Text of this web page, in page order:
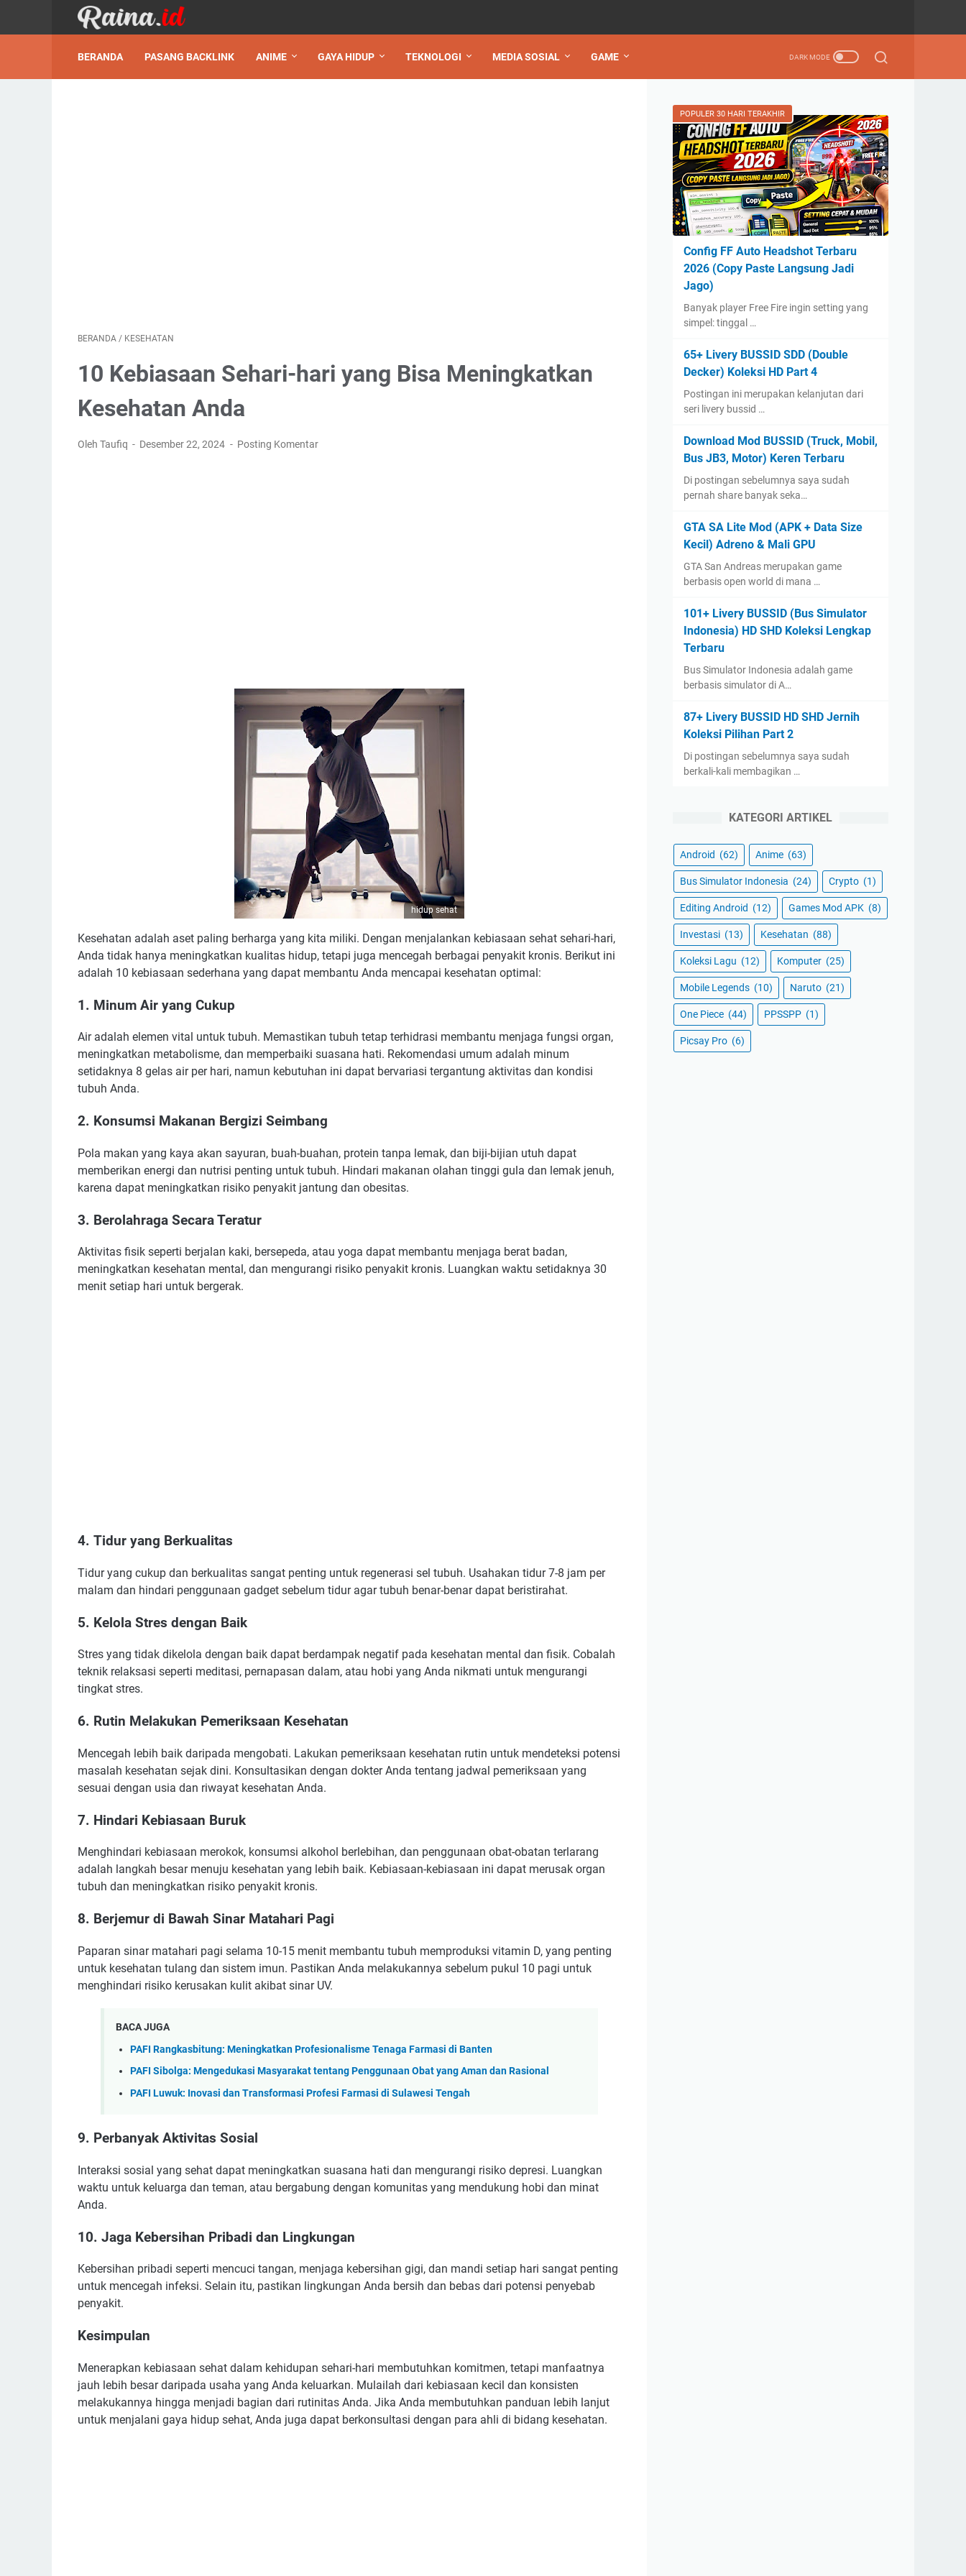
BERANDA PASANG BACKLINK ANIME GAYA HIDUP TEKNOLOGI MEDIA SOSIAL GAME
BERANDA / KESEHATAN
10 Kebiasaan Sehari-hari yang Bisa Meningkatkan
Kesehatan Anda
Oleh Taufiq Desember 22, 2024 Posting Komentar
hidup sehat
Kesehatan adalah aset paling berharga yang kita miliki. Dengan menjalankan kebiasaan sehat sehari-hari,
Anda tidak hanya meningkatkan kualitas hidup, tetapi juga mencegah berbagai penyakit kronis. Berikut ini
adalah 10 kebiasaan sederhana yang dapat membantu Anda mencapai kesehatan optimal:
1. Minum Air yang Cukup
Air adalah elemen vital untuk tubuh. Memastikan tubuh tetap terhidrasi membantu menjaga fungsi organ,
meningkatkan metabolisme, dan memperbaiki suasana hati. Rekomendasi umum adalah minum
setidaknya 8 gelas air per hari, namun kebutuhan ini dapat bervariasi tergantung aktivitas dan kondisi
tubuh Anda.
2. Konsumsi Makanan Bergizi Seimbang
Pola makan yang kaya akan sayuran, buah-buahan, protein tanpa lemak, dan biji-bijian utuh dapat
memberikan energi dan nutrisi penting untuk tubuh. Hindari makanan olahan tinggi gula dan lemak jenuh,
karena dapat meningkatkan risiko penyakit jantung dan obesitas.
3. Berolahraga Secara Teratur
Aktivitas fisik seperti berjalan kaki, bersepeda, atau yoga dapat membantu menjaga berat badan,
meningkatkan kesehatan mental, dan mengurangi risiko penyakit kronis. Luangkan waktu setidaknya 30
menit setiap hari untuk bergerak.
4. Tidur yang Berkualitas
Tidur yang cukup dan berkualitas sangat penting untuk regenerasi sel tubuh. Usahakan tidur 7-8 jam per
malam dan hindari penggunaan gadget sebelum tidur agar tubuh benar-benar dapat beristirahat.
5. Kelola Stres dengan Baik
Stres yang tidak dikelola dengan baik dapat berdampak negatif pada kesehatan mental dan fisik. Cobalah
teknik relaksasi seperti meditasi, pernapasan dalam, atau hobi yang Anda nikmati untuk mengurangi
tingkat stres.
6. Rutin Melakukan Pemeriksaan Kesehatan
Mencegah lebih baik daripada mengobati. Lakukan pemeriksaan kesehatan rutin untuk mendeteksi potensi
masalah kesehatan sejak dini. Konsultasikan dengan dokter Anda tentang jadwal pemeriksaan yang
sesuai dengan usia dan riwayat kesehatan Anda.
7. Hindari Kebiasaan Buruk
Menghindari kebiasaan merokok, konsumsi alkohol berlebihan, dan penggunaan obat-obatan terlarang
adalah langkah besar menuju kesehatan yang lebih baik. Kebiasaan-kebiasaan ini dapat merusak organ
tubuh dan meningkatkan risiko penyakit kronis.
8. Berjemur di Bawah Sinar Matahari Pagi
Paparan sinar matahari pagi selama 10-15 menit membantu tubuh memproduksi vitamin D, yang penting
untuk kesehatan tulang dan sistem imun. Pastikan Anda melakukannya sebelum pukul 10 pagi untuk
menghindari risiko kerusakan kulit akibat sinar UV.
BACA JUGA
PAFI Rangkasbitung: Meningkatkan Profesionalisme Tenaga Farmasi di Banten
PAFI Sibolga: Mengedukasi Masyarakat tentang Penggunaan Obat yang Aman dan Rasional
PAFI Luwuk: Inovasi dan Transformasi Profesi Farmasi di Sulawesi Tengah
9. Perbanyak Aktivitas Sosial
Interaksi sosial yang sehat dapat meningkatkan suasana hati dan mengurangi risiko depresi. Luangkan
waktu untuk keluarga dan teman, atau bergabung dengan komunitas yang mendukung hobi dan minat
Anda.
10. Jaga Kebersihan Pribadi dan Lingkungan
Kebersihan pribadi seperti mencuci tangan, menjaga kebersihan gigi, dan mandi setiap hari sangat penting
untuk mencegah infeksi. Selain itu, pastikan lingkungan Anda bersih dan bebas dari potensi penyebab
penyakit.
Kesimpulan
Menerapkan kebiasaan sehat dalam kehidupan sehari-hari membutuhkan komitmen, tetapi manfaatnya
jauh lebih besar daripada usaha yang Anda keluarkan. Mulailah dari kebiasaan kecil dan konsisten
melakukannya hingga menjadi bagian dari rutinitas Anda. Jika Anda membutuhkan panduan lebih lanjut
untuk menjalani gaya hidup sehat, Anda juga dapat berkonsultasi dengan para ahli di bidang kesehatan.
POPULER 30 HARI TERAKHIR
Config FF Auto Headshot Terbaru
2026 (Copy Paste Langsung Jadi
Jago)
Banyak player Free Fire ingin setting yang
simpel: tinggal …
65+ Livery BUSSID SDD (Double
Decker) Koleksi HD Part 4
Postingan ini merupakan kelanjutan dari
seri livery bussid …
Download Mod BUSSID (Truck, Mobil,
Bus JB3, Motor) Keren Terbaru
Di postingan sebelumnya saya sudah
pernah share banyak seka…
GTA SA Lite Mod (APK + Data Size
Kecil) Adreno & Mali GPU
GTA San Andreas merupakan game
berbasis open world di mana …
101+ Livery BUSSID (Bus Simulator
Indonesia) HD SHD Koleksi Lengkap
Terbaru
Bus Simulator Indonesia adalah game
berbasis simulator di A…
87+ Livery BUSSID HD SHD Jernih
Koleksi Pilihan Part 2
Di postingan sebelumnya saya sudah
berkali-kali membagikan …
KATEGORI ARTIKEL
Android (62) Anime (63)
Bus Simulator Indonesia (24) Crypto (1)
Editing Android (12) Games Mod APK (8)
Investasi (13) Kesehatan (88)
Koleksi Lagu (12) Komputer (25)
Mobile Legends (10) Naruto (21)
One Piece (44) PPSSPP (1)
Picsay Pro (6)